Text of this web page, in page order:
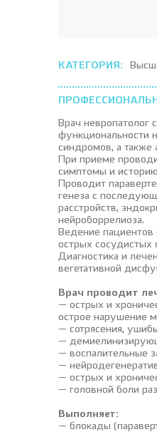
КАТЕГОРИЯ:
Врач невропатолог
функциональности
синдромов, а также
При приеме
симптомы и
Проводит
генеза с
расстройств,
нейроборрелиоза.
Ведение пациентов
острых сосудистых
Диагностика и
вегетативной
Врач проводит
— острых и
острое нарушение
— сотрясения,
—
— воспалительные
—
— острых и
— головной боли
Выполняет:
— блокады